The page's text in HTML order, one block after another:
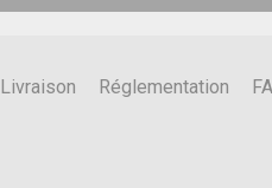
Livraison Réglementation